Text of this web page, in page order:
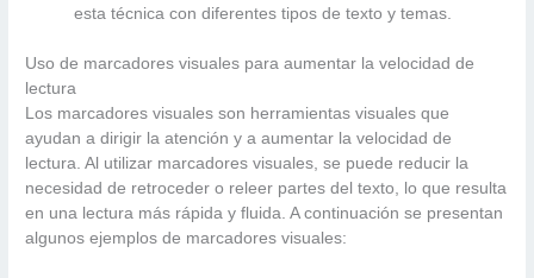
esta técnica con diferentes tipos de texto y temas.
Uso de marcadores visuales para aumentar la velocidad de
lectura
Los marcadores visuales son herramientas visuales que
ayudan a dirigir la atención y a aumentar la velocidad de
lectura. Al utilizar marcadores visuales, se puede reducir la
necesidad de retroceder o releer partes del texto, lo que resulta
en una lectura más rápida y fluida. A continuación se presentan
algunos ejemplos de marcadores visuales: